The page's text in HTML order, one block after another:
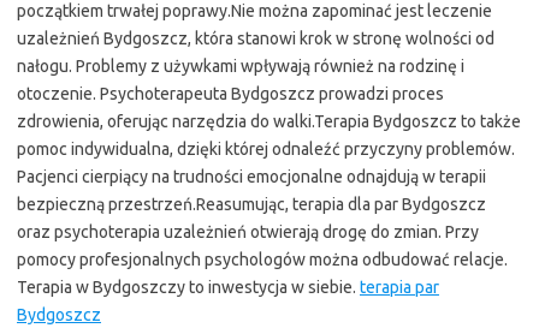
początkiem trwałej poprawy.Nie można zapominać jest leczenie
uzależnień Bydgoszcz, która stanowi krok w stronę wolności od
nałogu. Problemy z używkami wpływają również na rodzinę i
otoczenie. Psychoterapeuta Bydgoszcz prowadzi proces
zdrowienia, oferując narzędzia do walki.Terapia Bydgoszcz to także
pomoc indywidualna, dzięki której odnaleźć przyczyny problemów.
Pacjenci cierpiący na trudności emocjonalne odnajdują w terapii
bezpieczną przestrzeń.Reasumując, terapia dla par Bydgoszcz
oraz psychoterapia uzależnień otwierają drogę do zmian. Przy
pomocy profesjonalnych psychologów można odbudować relacje.
Terapia w Bydgoszczy to inwestycja w siebie. terapia par
Bydgoszcz